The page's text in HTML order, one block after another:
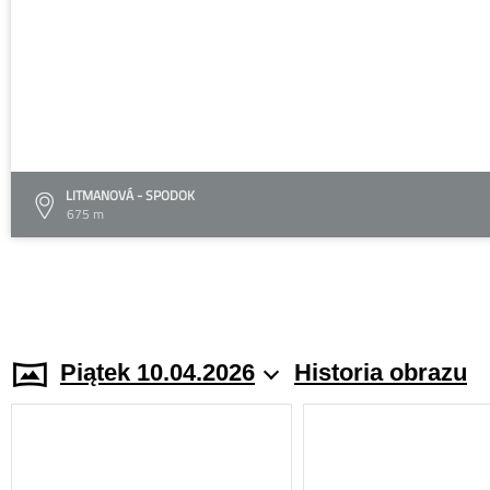
LITMANOVÁ - SPODOK
675 m
Piątek 10.04.2026 Historia obrazu